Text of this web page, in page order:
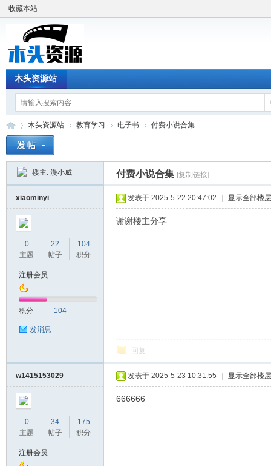
收藏本站
木头资源站
»
木头资源站
›
教育学习 电子书
›
付费小说合集
楼主: 漫小威 付费小说合集 [复制链接]
xiaominyi
0
主题
22
帖子
104
积分
注册会员
积分 104
发消息
发表于 2025-5-22 20:47:02 显示全部楼层
谢谢楼主分享
回复
w1415153029
0
主题
34
帖子
175
积分
注册会员
发表于 2025-5-23 10:31:55 显示全部楼层
666666